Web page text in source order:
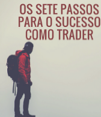
na Indonésia
na América Latina –
para negociar EUR/
islâmicas e sem